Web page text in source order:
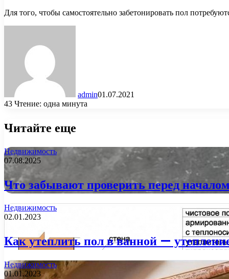
Для того, чтобы самостоятельно забетонировать пол
admin01.07.2021
43 Чтение: одна минута
Читайте еще
Недвижимость
07.08.2025
Что забывают проверить перед
Недвижимость
02.01.2023
Как утеплить пол в ванной —
Недвижимость
01.01.2023